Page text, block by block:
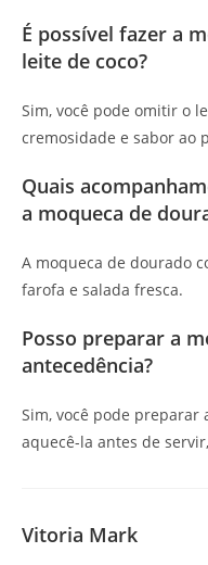
É possível fazer a
leite de coco?
Sim, você pode omitir o
cremosidade e sabor ao
Quais
a moqueca de
A moqueca de dourado
farofa e salada fresca.
Posso preparar a
antecedência?
Sim, você pode preparar
aquecê-la antes de
Vitoria Mark